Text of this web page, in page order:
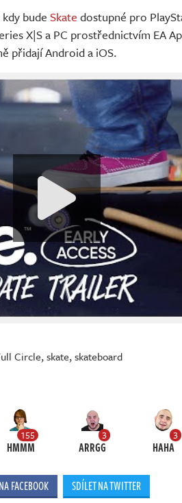
bude Skate dostupné pro
X|S a PC prostřednictvím EA
přidají Android a iOS.
Circle,skate,skateboard
155
HMMM
3
ARRGG
3
HAHA
FACEBOOK SDÍLET NA TWITTER